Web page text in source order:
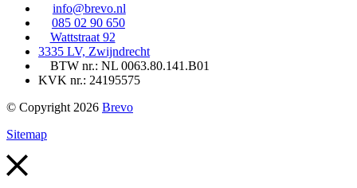
info@brevo.nl
085 02 90 650
Wattstraat 92
3335 LV, Zwijndrecht
BTW nr.: NL 0063.80.141.B01
KVK nr.: 24195575
© Copyright 2026 Brevo
Sitemap